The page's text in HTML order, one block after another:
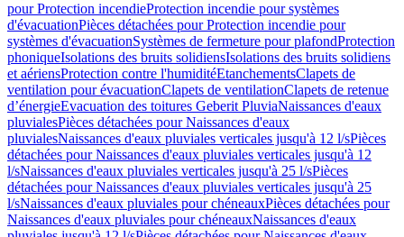
pour Protection incendieProtection incendie pour systèmes
d'évacuationPièces détachées pour Protection incendie pour
systèmes d'évacuationSystèmes de fermeture pour plafondProtection
phoniqueIsolations des bruits solidiensIsolations des bruits solidiens
et aériensProtection contre l'humiditéEtanchementsClapets de
ventilation pour évacuationClapets de ventilationClapets de retenue
d’énergieEvacuation des toitures Geberit PluviaNaissances d'eaux
pluvialesPièces détachées pour Naissances d'eaux
pluvialesNaissances d'eaux pluviales verticales jusqu'à 12 l/sPièces
détachées pour Naissances d'eaux pluviales verticales jusqu'à 12
l/sNaissances d'eaux pluviales verticales jusqu'à 25 l/sPièces
détachées pour Naissances d'eaux pluviales verticales jusqu'à 25
l/sNaissances d'eaux pluviales pour chéneauxPièces détachées pour
Naissances d'eaux pluviales pour chéneauxNaissances d'eaux